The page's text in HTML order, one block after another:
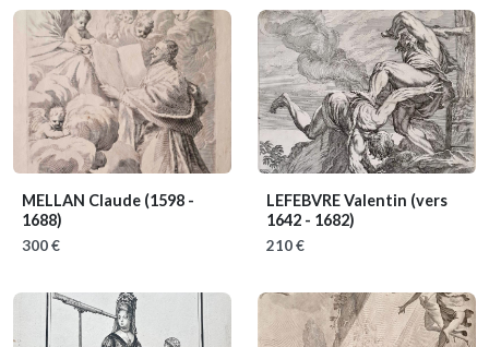
MELLAN Claude (1598 -
1688)
300 €
LEFEBVRE Valentin (vers
1642 - 1682)
210 €